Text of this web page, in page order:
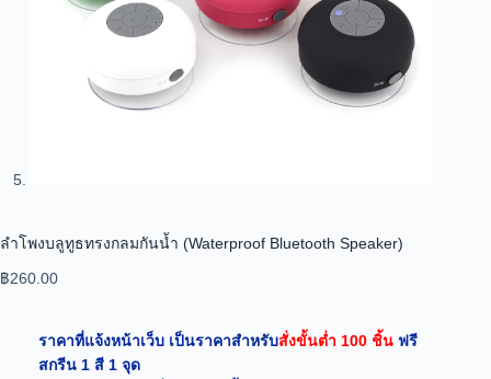
ลำโพงบลูทูธทรงกลมกันน้ำ (Waterproof Bluetooth Speaker)
฿260.00
ราคาที่แจ้งหน้าเว็บ เป็นราคาสำหรับสั่งขั้นต่ำ 100 ชิ้น ฟรี
สกรีน 1 สี 1 จุด